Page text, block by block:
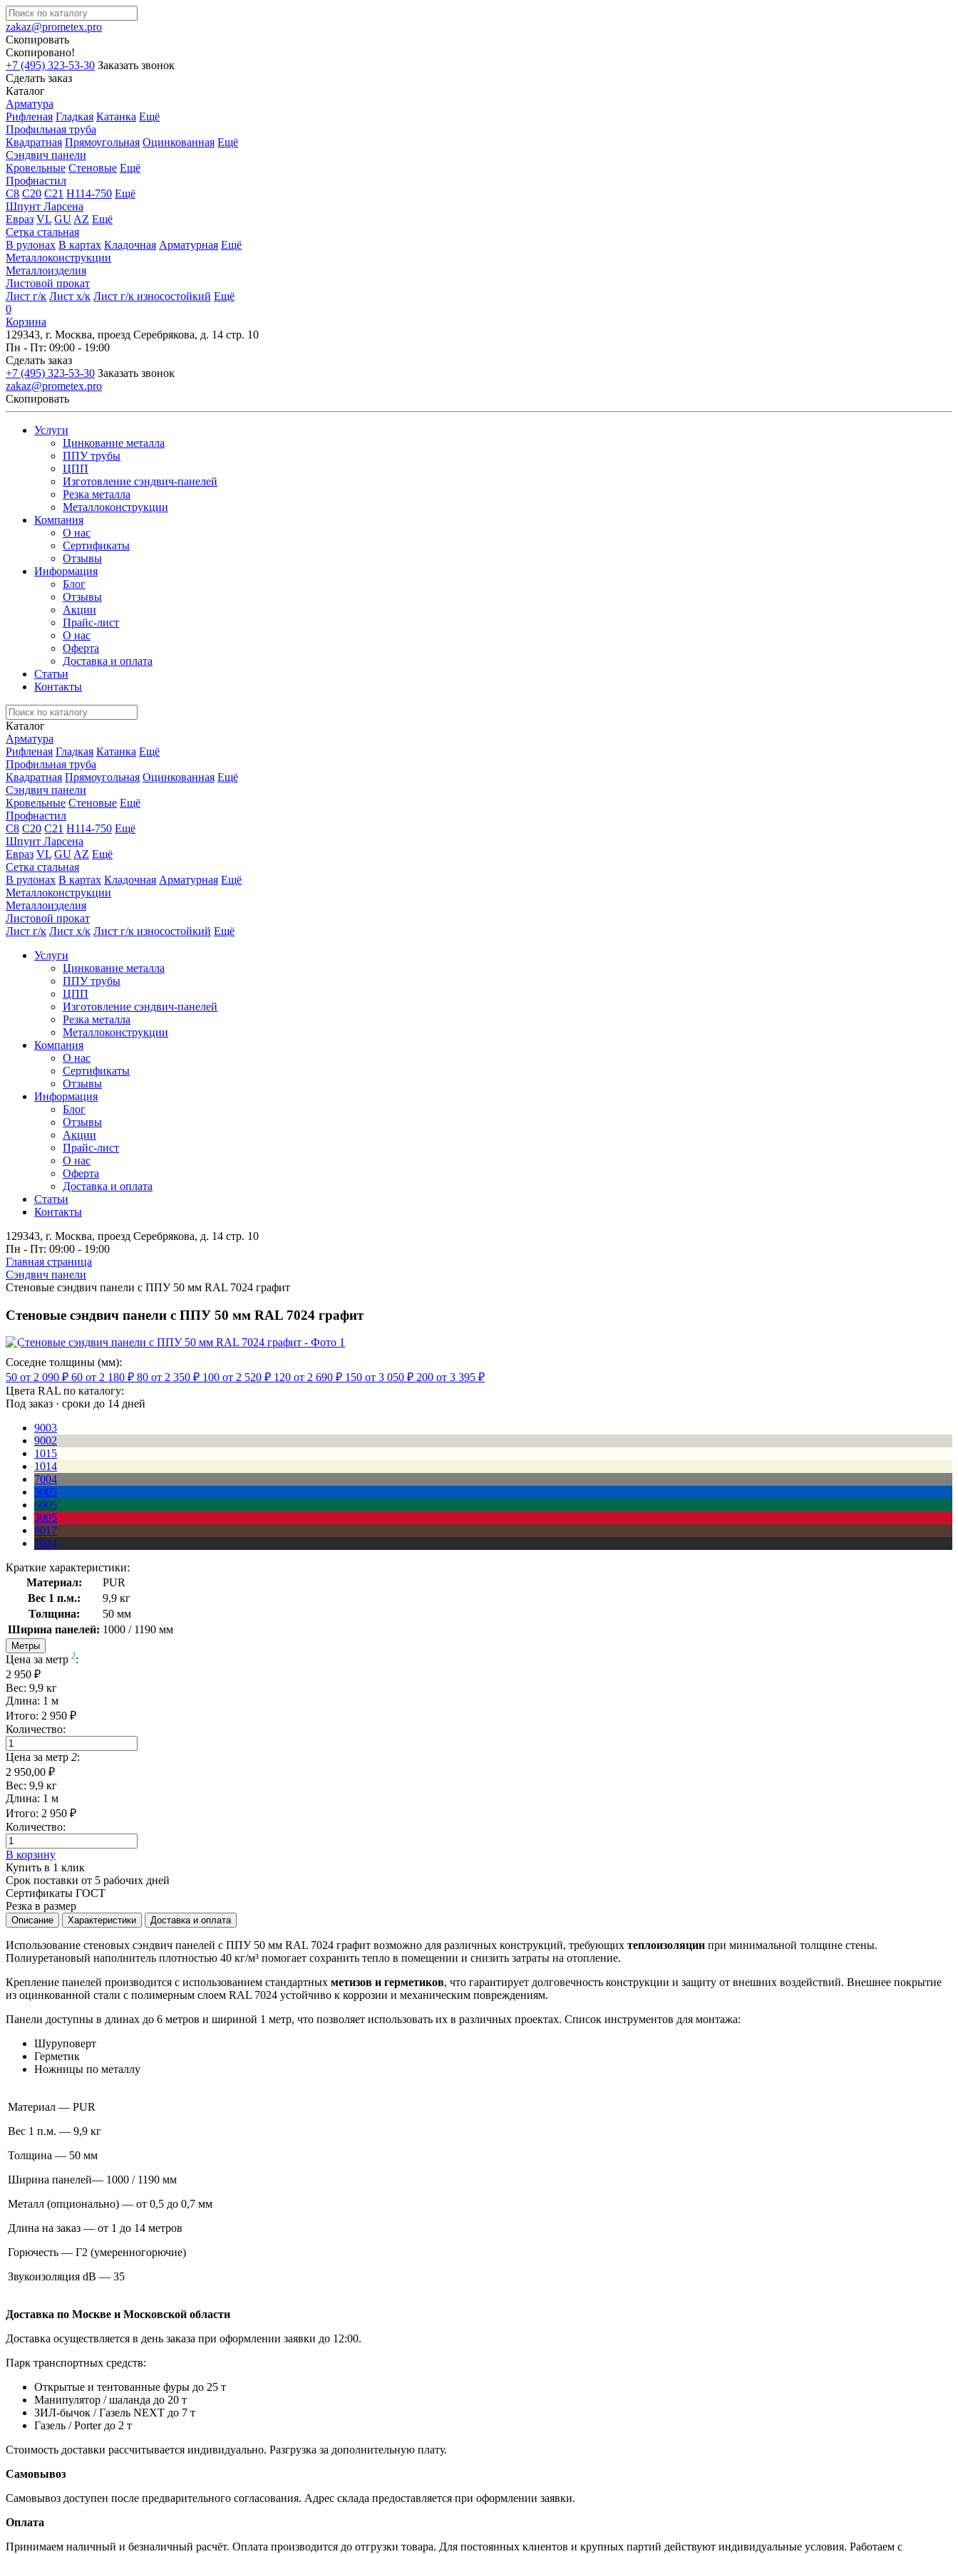
zakaz@prometex.pro
Скопировать
Скопировано!
+7 (495) 323-53-30 Заказать звонок
Сделать заказ
Каталог
Арматура
Рифленая Гладкая Катанка Ещё
Профильная труба
Квадратная Прямоугольная Оцинкованная Ещё
Сэндвич панели
Кровельные Стеновые Ещё
Профнастил
С8 С20 С21 Н114-750 Ещё
Шпунт Ларсена
Евраз VL GU AZ Ещё
Сетка стальная
В рулонах В картах Кладочная Арматурная Ещё
Металлоконструкции
Металлоизделия
Листовой прокат
Лист г/к Лист х/к Лист г/к износостойкий Ещё
0
Корзина
129343, г. Москва, проезд Серебрякова, д. 14 стр. 10
Пн - Пт: 09:00 - 19:00
Сделать заказ
+7 (495) 323-53-30 Заказать звонок
zakaz@prometex.pro
Скопировать
Услуги
Цинкование металла
ППУ трубы
ЦПП
Изготовление сэндвич-панелей
Резка металла
Металлоконструкции
Компания
О нас
Сертификаты
Отзывы
Информация
Блог
Отзывы
Акции
Прайс-лист
О нас
Оферта
Доставка и оплата
Статьи
Контакты
Каталог
Арматура
Рифленая Гладкая Катанка Ещё
Профильная труба
Квадратная Прямоугольная Оцинкованная Ещё
Сэндвич панели
Кровельные Стеновые Ещё
Профнастил
С8 С20 С21 Н114-750 Ещё
Шпунт Ларсена
Евраз VL GU AZ Ещё
Сетка стальная
В рулонах В картах Кладочная Арматурная Ещё
Металлоконструкции
Металлоизделия
Листовой прокат
Лист г/к Лист х/к Лист г/к износостойкий Ещё
Услуги
Цинкование металла
ППУ трубы
ЦПП
Изготовление сэндвич-панелей
Резка металла
Металлоконструкции
Компания
О нас
Сертификаты
Отзывы
Информация
Блог
Отзывы
Акции
Прайс-лист
О нас
Оферта
Доставка и оплата
Статьи
Контакты
129343, г. Москва, проезд Серебрякова, д. 14 стр. 10
Пн - Пт: 09:00 - 19:00
Главная страница
Сэндвич панели
Стеновые сэндвич панели с ППУ 50 мм RAL 7024 графит
Стеновые сэндвич панели с ППУ 50 мм RAL 7024 графит
Соседне толщины (мм):
50 от 2 090 ₽ 60 от 2 180 ₽ 80 от 2 350 ₽ 100 от 2 520 ₽ 120 от 2 690 ₽ 150 от 3 050 ₽ 200 от 3 395 ₽
Цвета RAL по каталогу:
Под заказ · сроки до 14 дней
9003
9002
1015
1014
7004
5005
6005
3005
8017
7024
Краткие характеристики:
Материал:
PUR
Вес 1 п.м.:
9,9 кг
Толщина:
50 мм
Ширина панелей: 1000 / 1190 мм
Метры
Цена за метр 2:
2 950 ₽
Вес: 9,9 кг
Длина: 1 м
Итого: 2 950 ₽
Количество:
Цена за метр 2:
2 950,00 ₽
Вес: 9,9 кг
Длина: 1 м
Итого: 2 950 ₽
Количество:
В корзину
Купить в 1 клик
Срок поставки от 5 рабочих дней
Сертификаты ГОСТ
Резка в размер
Описание Характеристики Доставка и оплата
Использование стеновых сэндвич панелей с ППУ 50 мм RAL 7024 графит возможно для различных конструкций, требующих теплоизоляции при минимальной толщине стены.
Полиуретановый наполнитель плотностью 40 кг/м³ помогает сохранить тепло в помещении и снизить затраты на отопление.
Крепление панелей производится с использованием стандартных метизов и герметиков, что гарантирует долговечность конструкции и защиту от внешних воздействий. Внешнее покрытие
из оцинкованной стали с полимерным слоем RAL 7024 устойчиво к коррозии и механическим повреждениям.
Панели доступны в длинах до 6 метров и шириной 1 метр, что позволяет использовать их в различных проектах. Список инструментов для монтажа:
Шуруповерт
Герметик
Ножницы по металлу
Материал — PUR
Вес 1 п.м. — 9,9 кг
Толщина — 50 мм
Ширина панелей— 1000 / 1190 мм
Металл (опционально) — от 0,5 до 0,7 мм
Длина на заказ — от 1 до 14 метров
Горючесть — Г2 (умеренногорючие)
Звукоизоляция dB — 35
Доставка по Москве и Московской области
Доставка осуществляется в день заказа при оформлении заявки до 12:00.
Парк транспортных средств:
Открытые и тентованные фуры до 25 т
Манипулятор / шаланда до 20 т
ЗИЛ-бычок / Газель NEXT до 7 т
Газель / Porter до 2 т
Стоимость доставки рассчитывается индивидуально. Разгрузка за дополнительную плату.
Самовывоз
Самовывоз доступен после предварительного согласования. Адрес склада предоставляется при оформлении заявки.
Оплата
Принимаем наличный и безналичный расчёт. Оплата производится до отгрузки товара. Для постоянных клиентов и крупных партий действуют индивидуальные условия. Работаем с